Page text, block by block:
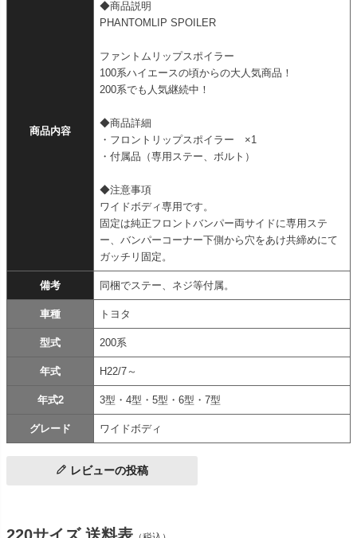
商品内容
◆商品説明
PHANTOMLIP SPOILER
ファントムリップスポイラー
100系ハイエースの頃からの大人気商品！
200系でも人気継続中！
◆商品詳細
・フロントリップスポイラー ×1
・付属品（専用ステー、ボルト）
◆注意事項
ワイドボディ専用です。
固定は純正フロントバンパー両サイドに専用ステ
ー、バンパーコーナー下側から穴をあけ共締めにて
ガッチリ固定。
備考 同梱でステー、ネジ等付属。
車種 トヨタ
型式 200系
年式 H22/7～
年式2 3型・4型・5型・6型・7型
グレード ワイドボディ
レビューの投稿